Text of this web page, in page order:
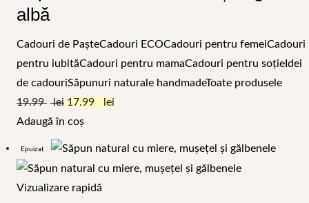
albă
Cadouri de PașteCadouri ECOCadouri pentru femeiCadouri
pentru iubităCadouri pentru mamaCadouri pentru soție Idei
de cadouriSăpunuri naturale handmadeToate produsele
19.99
17.99
Adaugă în coș
Epuizat
Vizualizare rapidă